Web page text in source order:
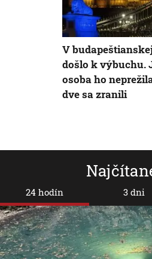
24 hodín 3 dni
V
došlo k výbuchu.
osoba ho
dve sa zranili